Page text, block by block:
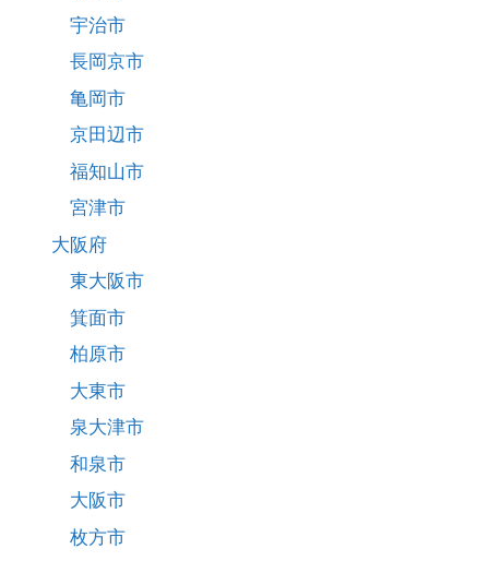
宇治市
長岡京市
亀岡市
京田辺市
福知山市
宮津市
大阪府
東大阪市
箕面市
柏原市
大東市
泉大津市
和泉市
大阪市
枚方市